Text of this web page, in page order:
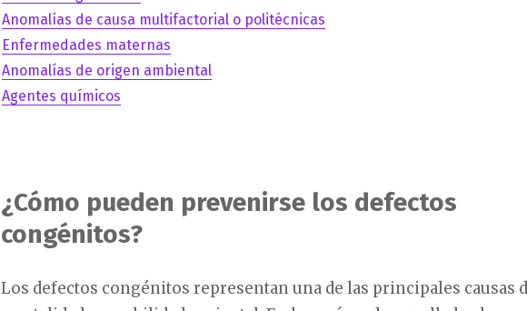
Anomalías de causa multifactorial o politécnicas
Enfermedades maternas
Anomalías de origen ambiental
Agentes químicos
¿Cómo pueden prevenirse los defectos
congénitos?
Los defectos congénitos representan una de las principales causas